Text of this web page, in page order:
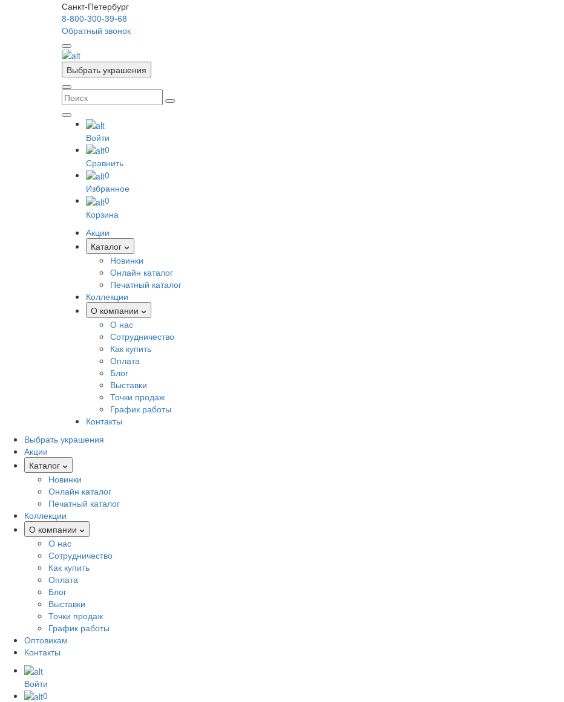
Санкт-Петербург
8-800-300-39-68
Обратный звонок
Выбрать украшения
Войти
0
Сравнить
0
Избранное
0
Корзина
Акции
Каталог
Новинки
Онлайн каталог
Печатный каталог
Коллекции
О компании
О нас
Сотрудничество
Как купить
Оплата
Блог
Выставки
Точки продаж
График работы
Контакты
Выбрать украшения
Акции
Каталог
Новинки
Онлайн каталог
Печатный каталог
Коллекции
О компании
О нас
Сотрудничество
Как купить
Оплата
Блог
Выставки
Точки продаж
График работы
Оптовикам
Контакты
Войти
0